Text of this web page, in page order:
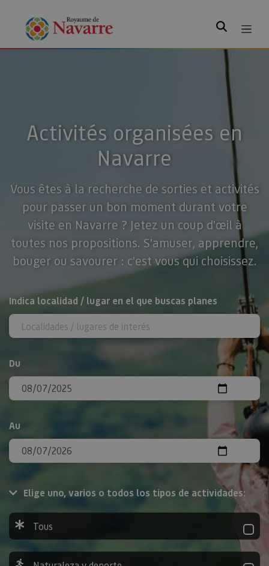
Rechercher
Activités organisées en
Navarre
Vous êtes à la recherche de sorties et activités
pour passer un bon moment durant votre
visite en Navarre ? Jetez un coup d'œil à
toutes nos propositions. S'amuser, apprendre,
bouger ou savourer : c'est vous qui choisissez.
Rechercher
Indica localidad / lugar en el que buscas planes
Du
Au
Elige uno, varios o todos los tipos de actividades:
Tous